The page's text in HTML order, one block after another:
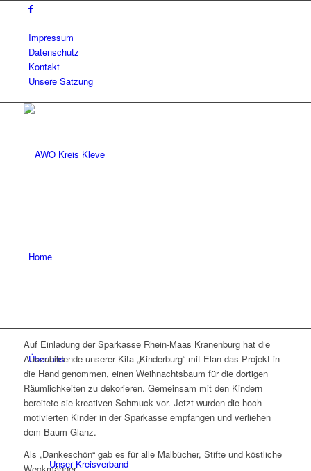
Impressum
Datenschutz
Kontakt
Unsere Satzung
Home
Über uns
Unser Kreisverband
Auf Einladung der Sparkasse Rhein-Maas Kranenburg hat die
Auszubildende unserer Kita „Kinderburg“ mit Elan das Projekt in
die Hand genommen, einen Weihnachtsbaum für die dortigen
Räumlichkeiten zu dekorieren. Gemeinsam mit den Kindern
bereitete sie kreativen Schmuck vor. Jetzt wurden die hoch
motivierten Kinder in der Sparkasse empfangen und verliehen
dem Baum Glanz.
Als „Dankeschön“ gab es für alle Malbücher, Stifte und köstliche